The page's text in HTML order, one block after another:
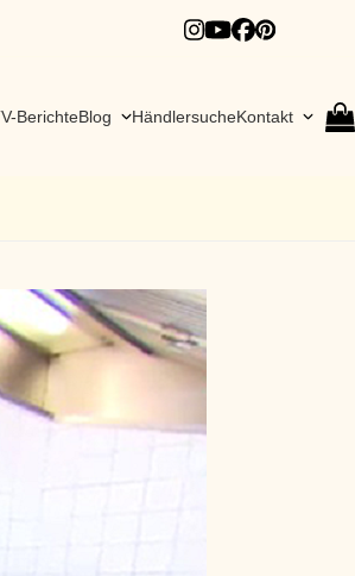
Instagram
YouTube
Facebook
BerichteBlog HändlersucheKontakt
go